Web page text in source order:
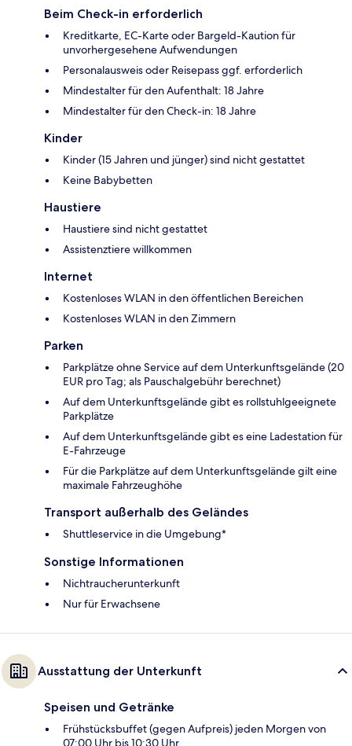
Beim Check-in erforderlich
Kreditkarte, EC-Karte oder Bargeld-Kaution für
unvorhergesehene Aufwendungen
Personalausweis oder Reisepass ggf. erforderlich
Mindestalter für den Aufenthalt: 18 Jahre
Mindestalter für den Check-in: 18 Jahre
Kinder
Kinder (15 Jahren und jünger) sind nicht gestattet
Keine Babybetten
Haustiere
Haustiere sind nicht gestattet
Assistenztiere willkommen
Internet
Kostenloses WLAN in den öffentlichen Bereichen
Kostenloses WLAN in den Zimmern
Parken
Parkplätze ohne Service auf dem Unterkunftsgelände (20
EUR pro Tag; als Pauschalgebühr berechnet)
Auf dem Unterkunftsgelände gibt es rollstuhlgeeignete
Parkplätze
Auf dem Unterkunftsgelände gibt es eine Ladestation für
E-Fahrzeuge
Für die Parkplätze auf dem Unterkunftsgelände gilt eine
maximale Fahrzeughöhe
Transport außerhalb des Geländes
Shuttleservice in die Umgebung*
Sonstige Informationen
Nichtraucherunterkunft
Nur für Erwachsene
Ausstattung der Unterkunft
Speisen und Getränke
Frühstücksbuffet (gegen Aufpreis) jeden Morgen von
07:00 Uhr bis 10:30 Uhr